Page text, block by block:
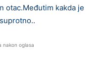
otac.Međutim kakda je
nakon oglasa